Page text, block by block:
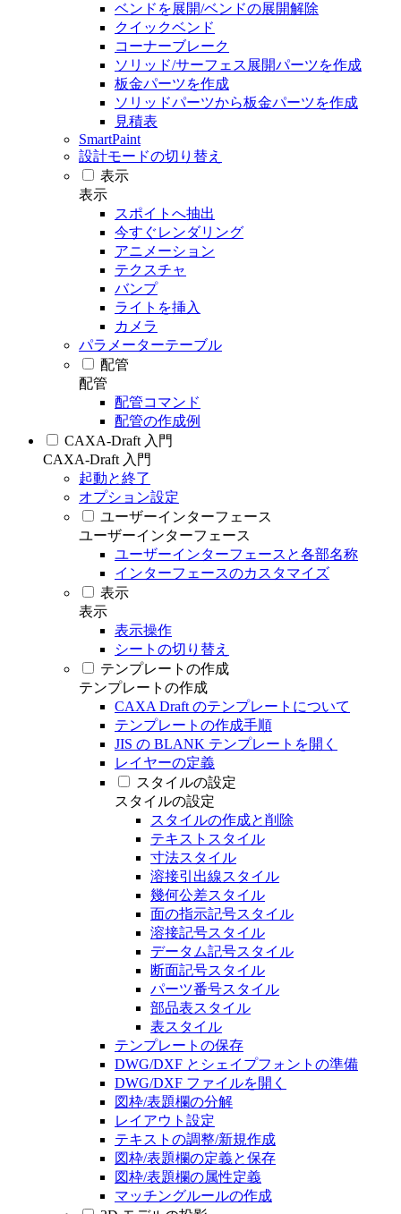
ベンドを展開/ベンドの展開解除
クイックベンド
コーナーブレーク
ソリッド/サーフェス展開パーツを作成
板金パーツを作成
ソリッドパーツから板金パーツを作成
見積表
SmartPaint
設計モードの切り替え
表示
表示
スポイトへ抽出
今すぐレンダリング
アニメーション
テクスチャ
バンプ
ライトを挿入
カメラ
パラメーターテーブル
配管
配管
配管コマンド
配管の作成例
CAXA-Draft 入門
CAXA-Draft 入門
起動と終了
オプション設定
ユーザーインターフェース
ユーザーインターフェース
ユーザーインターフェースと各部名称
インターフェースのカスタマイズ
表示
表示
表示操作
シートの切り替え
テンプレートの作成
テンプレートの作成
CAXA Draft のテンプレートについて
テンプレートの作成手順
JIS の BLANK テンプレートを開く
レイヤーの定義
スタイルの設定
スタイルの設定
スタイルの作成と削除
テキストスタイル
寸法スタイル
溶接引出線スタイル
幾何公差スタイル
面の指示記号スタイル
溶接記号スタイル
データム記号スタイル
断面記号スタイル
パーツ番号スタイル
部品表スタイル
表スタイル
テンプレートの保存
DWG/DXF とシェイプフォントの準備
DWG/DXF ファイルを開く
図枠/表題欄の分解
レイアウト設定
テキストの調整/新規作成
図枠/表題欄の定義と保存
図枠/表題欄の属性定義
マッチングルールの作成